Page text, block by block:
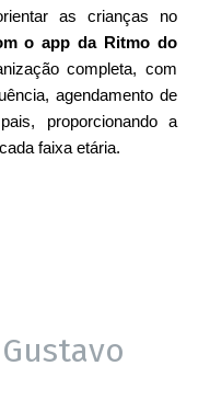
as crianças no
o app da Ritmo do
completa, com
agendamento de
proporcionando a
faixa etária.